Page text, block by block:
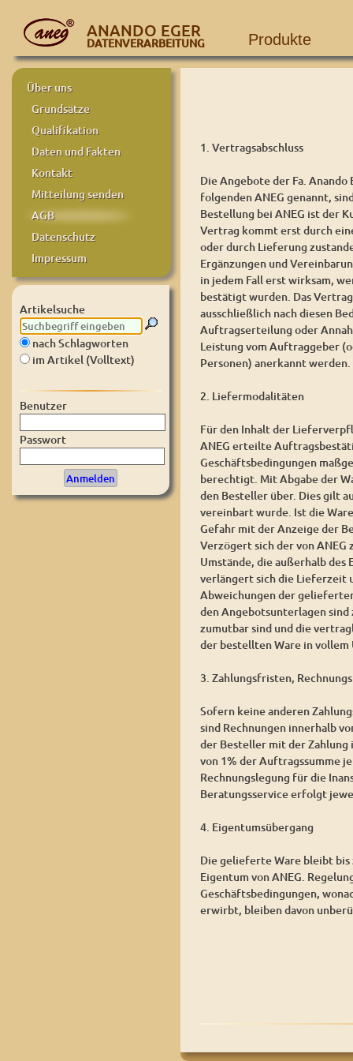
ANANDO EGER
DATENVERARBEITUNG Produkte
Über uns
Grundsätze
Qualifikation
Daten und Fakten
Kontakt
Mitteilung senden
AGB
Datenschutz
Impressum
Artikelsuche
nach Schlagworten
im Artikel (Volltext)
Benutzer
Passwort
1. Vertragsabschluss
Die Angebote der Fa.
folgenden ANEG genannt,
Bestellung bei ANEG ist der
Vertrag kommt erst durch
oder durch Lieferung
Ergänzungen und
in jedem Fall erst wirksam,
bestätigt wurden. Das
ausschließlich nach diesen
Auftragserteilung oder
Leistung vom Auftraggeber
Personen) anerkannt werden.
2. Liefermodalitäten
Für den Inhalt der
ANEG erteilte
Geschäftsbedingungen
berechtigt. Mit Abgabe der
den Besteller über. Dies gilt
vereinbart wurde. Ist die
Gefahr mit der Anzeige der
Verzögert sich der von
Umstände, die außerhalb des
verlängert sich die Lieferzeit
Abweichungen der
den Angebotsunterlagen
zumutbar sind und die
der bestellten Ware in
3. Zahlungsfristen,
Sofern keine anderen
sind Rechnungen innerhalb
der Besteller mit der Zahlung
von 1% der Auftragssumme
Rechnungslegung für die
Beratungsservice erfolgt
4. Eigentumsübergang
Die gelieferte Ware bleibt
Eigentum von ANEG.
Geschäftsbedingungen,
erwirbt, bleiben davon